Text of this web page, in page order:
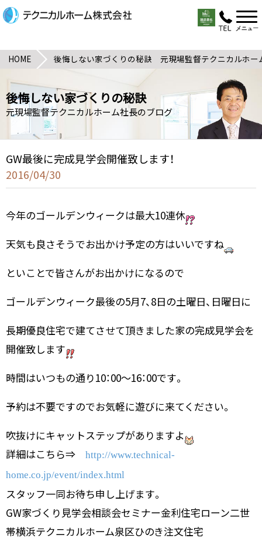
HOME 後悔しない家づくりの秘訣 元現場監督テクニカルホー
後悔しない家づくりの秘訣
元現場監督テクニカルホーム社長のブログ
GW最後に完成見学会開催致します！
2016/04/30
今年のゴールデンウィークは最大10連休
天気も良さそうでお出かけ予定の方はいいですね
といことで皆さんがお出かけになるので
ゴールデンウィーク最後の5月7、8日の土曜日、日曜日に
長期優良住宅で建てさせて頂きました家の完成見学会を
開催致します
時間はいつもの通り10：00～16：00です。
予約は不要ですのでお気軽に遊びに来てください。
吹抜けにキャットステップがありますよ
詳細はこちら⇒
http://www.technical-
home.co.jp/event/index.html
スタッフ一同お待ち申し上げます。
GW家づくり見学会相談会セミナー金利住宅ローン二世
帯横浜テクニカルホーム泉区ひのき注文住宅